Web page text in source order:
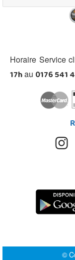
Horaire Service
17hau 0176 541
©